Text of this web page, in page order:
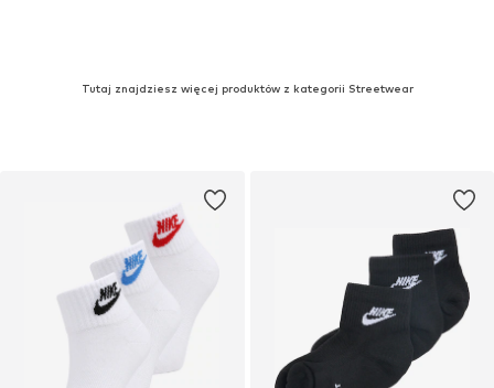
Tutaj znajdziesz więcej produktów z kategorii Streetwear